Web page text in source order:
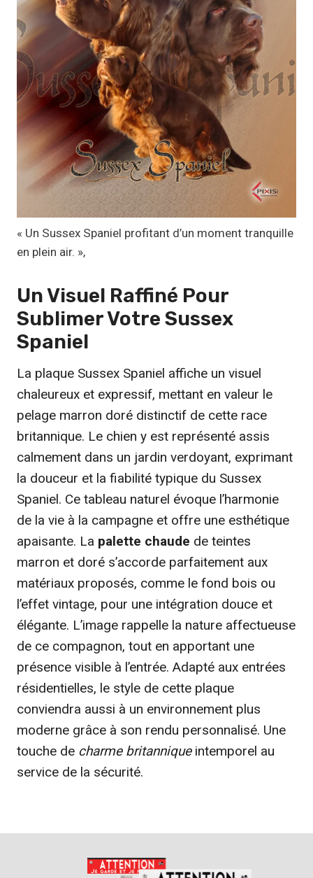
:
1
1
,
1
7
€
à
1
9
,
€
« Un Sussex Spaniel profitant d’un moment tranquille
en plein air. »,
Un Visuel Raffiné Pour
Sublimer Votre Sussex
Spaniel
La plaque Sussex Spaniel affiche un visuel
chaleureux et expressif, mettant en valeur le
pelage marron doré distinctif de cette race
britannique. Le chien y est représenté assis
calmement dans un jardin verdoyant, exprimant
la douceur et la fiabilité typique du Sussex
Spaniel. Ce tableau naturel évoque l’harmonie
de la vie à la campagne et offre une esthétique
apaisante. La palette chaude de teintes
marron et doré s’accorde parfaitement aux
matériaux proposés, comme le fond bois ou
l’effet vintage, pour une intégration douce et
élégante. L’image rappelle la nature affectueuse
de ce compagnon, tout en apportant une
présence visible à l’entrée. Adapté aux entrées
résidentielles, le style de cette plaque
conviendra aussi à un environnement plus
moderne grâce à son rendu personnalisé. Une
touche de charme britanniqueintemporel au
service de la sécurité.